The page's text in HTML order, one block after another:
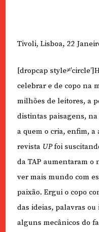
Tivoli, Lisboa, 22
[dropcap
celebrar e de copo na
milhões de leitores, a
distintas paisagens, na
a quem o cria, enfim, a
revista UPfoi
da TAP aumentaram o
ver mais mundo com
paixão. Ergui o copo
das ideias, palavras
alguns mecânicos do